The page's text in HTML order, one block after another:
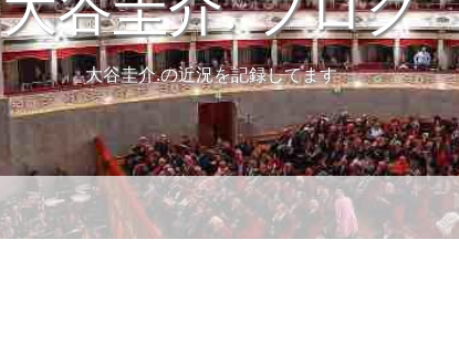
大谷圭介.の近況を記録してます